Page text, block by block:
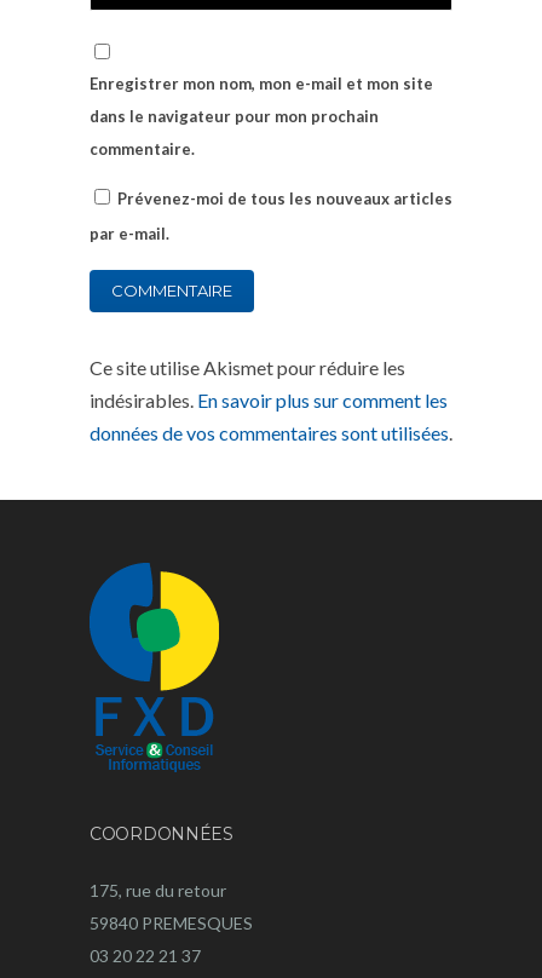
Enregistrer mon nom, mon e-mail et mon site
dans le navigateur pour mon prochain
commentaire.
Prévenez-moi de tous les nouveaux articles
par e-mail.
Ce site utilise Akismet pour réduire les
indésirables. En savoir plus sur comment les
données de vos commentaires sont utilisées.
COORDONNÉES
175, rue du retour
59840 PREMESQUES
03 20 22 21 37